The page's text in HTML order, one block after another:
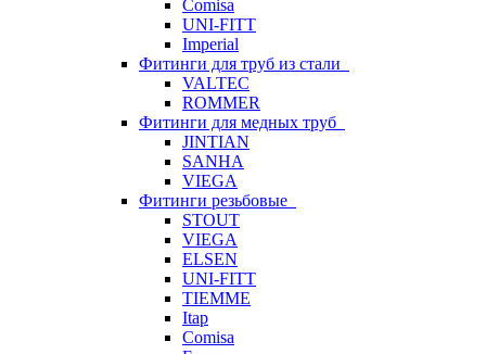
Comisa
UNI-FITT
Imperial
Фитинги для труб из стали
VALTEC
ROMMER
Фитинги для медных труб
JINTIAN
SANHA
VIEGA
Фитинги резьбовые
STOUT
VIEGA
ELSEN
UNI-FITT
TIEMME
Itap
Comisa